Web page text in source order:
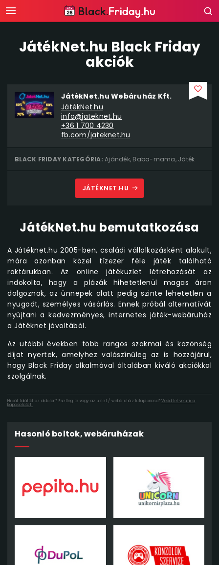
JátékNet.hu Black Friday
akciók
JátékNet.hu Webáruház Kft.
JátékNet.hu
info@jateknet.hu
+36 1 700 4230
fb.com/jateknet.hu
BLACK FRIDAY KATEGÓRIA: Ajándék, Baba-mama, Játék
JÁTÉKNET.HU
JátékNet.hu bemutatkozása
A Játéknet.hu 2005-ben, családi vállalkozásként alakult,
mára azonban közel tízezer féle játék található
raktárukban. Az online játéküzlet létrehozását az
indokolta, hogy a plázák hihetetlenül magas áron
dolgoznak, az ünnepek alatt pedig szinte lehetetlen a
nyugodt, személyes vásárlás. Ennek próbál alternatívát
nyújtani a kedvezményes, internetes játék-webáruház
a Játéknet jóvoltából.
Az utóbbi években több rangos szakmai és közönség
díjat nyertek, amelyhez valószínűleg az is hozzájárul,
hogy Black Friday alkalmával általában kiváló akciókkal
szolgálnak.
Hibát találtál az oldalon? Esetleg te vagy az üzlet / webáruház tulajdonosa?Vedd fel velünk a
kapcsolatot!
Hasonló boltok, webáruházak